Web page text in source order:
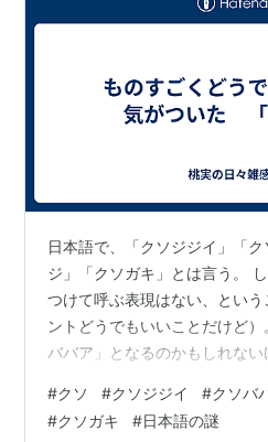
日本語で、「クソジジイ」「
ジ」「クソガキ」とは言う。
つけて呼ぶ表現はない、とい
ントどうでもいいことだけど
ババア」となるのかもしれな
ジ」と、爺さん親父それぞれを
ている。 なぜなんだろう。説
#クソ #クソジジイ #クソバ
#クソガキ #日本語の謎